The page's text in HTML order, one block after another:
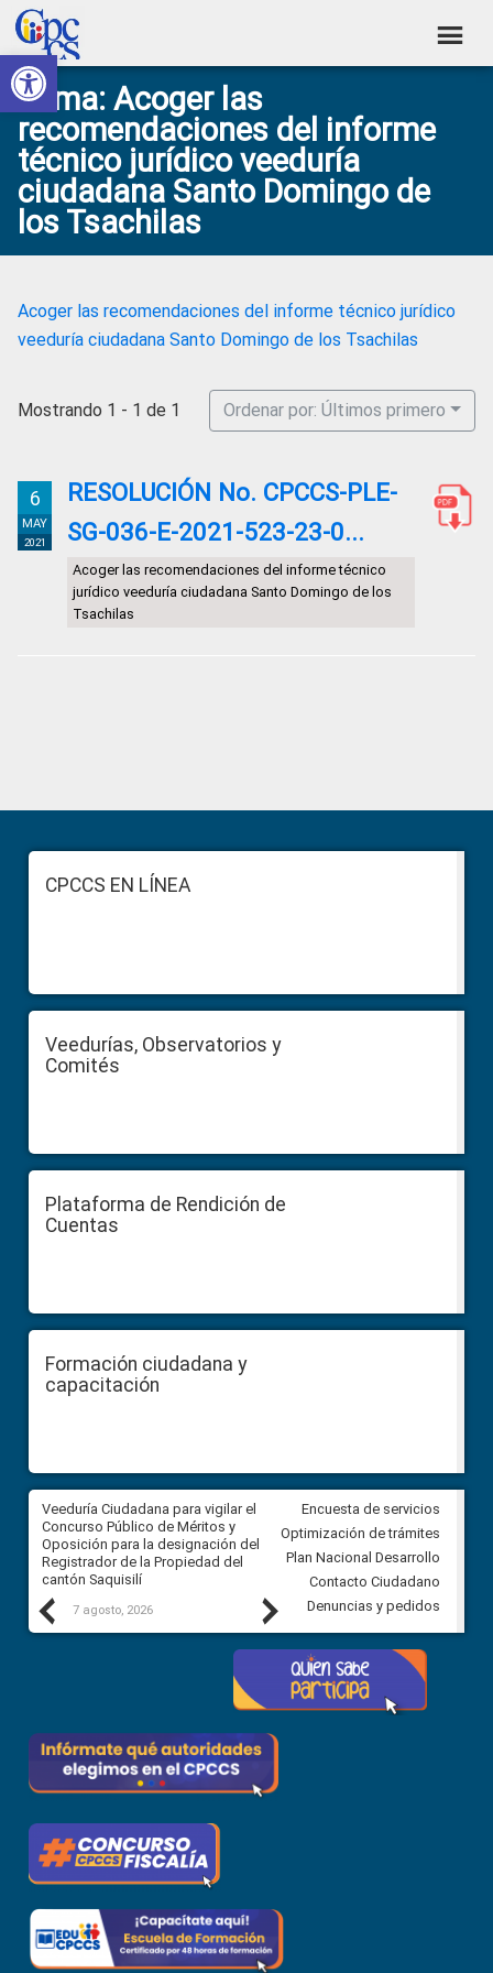
Abrir barra de herramientas
Skip
to
primary
navigation
Skip
to
main
content
Skip
to
primary
sidebar
Skip
to
footer
Consejo
de
Participación
Ciudadana
Control
Construyendo
Poder
Ciudadano
Tema: Acoger las
recomendaciones del informe
técnico jurídico veeduría
ciudadana Santo Domingo de
los Tsachilas
Acoger las recomendaciones del informe técnico jurídico
veeduría ciudadana Santo Domingo de los Tsachilas
Mostrando 1 - 1 de 1 Ordenar por: Últimos primero
6
MAY
2021
RESOLUCIÓN No. CPCCS-PLE-
SG-036-E-2021-523-23-0...
Acoger las recomendaciones del informe técnico
jurídico veeduría ciudadana Santo Domingo de los
Tsachilas
Sidebar
FooterCPCCS EN LÍNEA
Veedurías, Observatorios y
Comités
Plataforma de Rendición de
Cuentas
Formación ciudadana y
capacitación
Previous
Veeduría Ciudadana para vigilar el
Concurso Público de Méritos y
Oposición para la designación del
Registrador de la Propiedad del
cantón Saquisilí
7 agosto, 2026
Veeduría Ciudadana para
construcción del asfaltado de
Ballenita del cantón Santa
7 agosto, 2026
Next
Encuesta de servicios
Optimización de trámites
Plan Nacional Desarrollo
Contacto Ciudadano
Denuncias y pedidos